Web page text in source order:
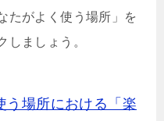
たがよく使う場所」を
しましょう。
う場所における「楽